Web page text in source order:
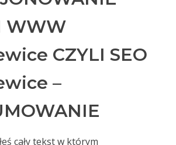
WWW
CZYLI SEO
–
cały tekst w którym